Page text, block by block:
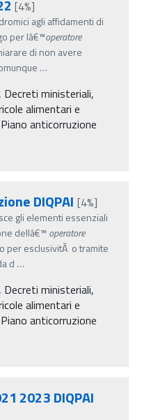
[4%]
agli affidamenti di
per lâ€™operatore
di non avere
…
Decreti ministeriali,
alimentari e
anticorruzione
DIQPAI [4%]
gli elementi essenziali
dellâ€™ operatore
per esclusivitÃ o tramite
d …
Decreti ministeriali,
alimentari e
anticorruzione
2023 DIQPAI